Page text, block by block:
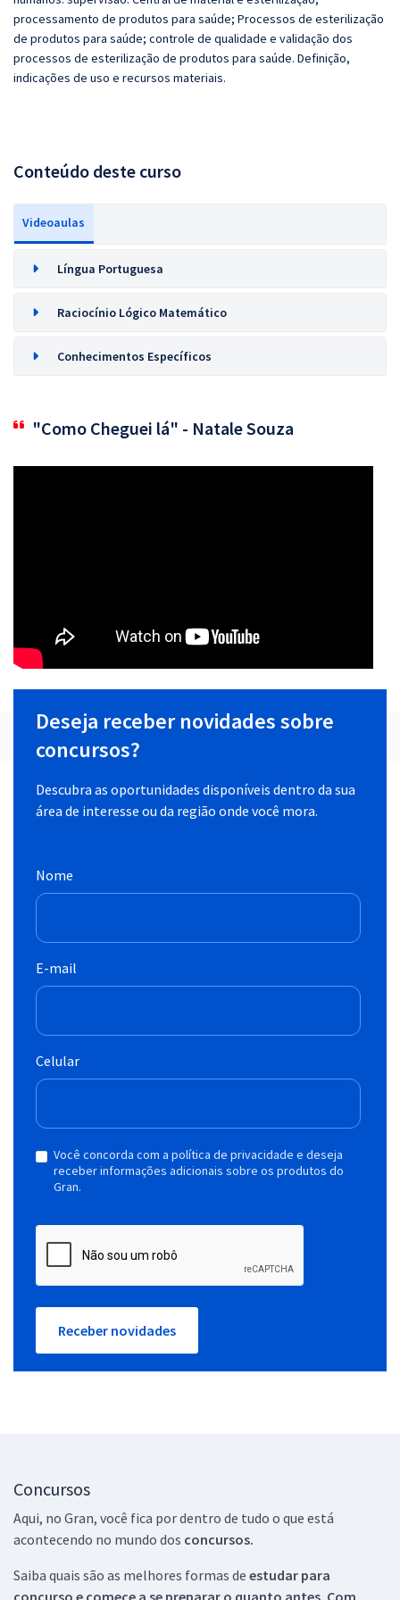
processamento de produtos para saúde; Processos de esterilização
de produtos para saúde; controle de qualidade e validação dos
processos de esterilização de produtos para saúde. Definição,
indicações de uso e recursos materiais.
Conteúdo deste curso
Videoaulas
Língua Portuguesa
Raciocínio Lógico Matemático
Conhecimentos Específicos
"Como Cheguei lá" - Natale Souza
Deseja receber novidades sobre
concursos?
Descubra as oportunidades disponíveis dentro da sua
área de interesse ou da região onde você mora.
Nome
E-mail
Celular
Você concorda com a política de privacidade e deseja
receber informações adicionais sobre os produtos do
Gran.
Receber novidades
Concursos
Aqui, no Gran, você fica por dentro de tudo o que está
acontecendo no mundo dos concursos.
Saiba quais são as melhores formas de estudar para
concurso e comece a se preparar o quanto antes. Com